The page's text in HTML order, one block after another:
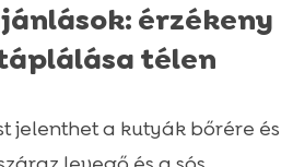
érzékeny
télen
jelenthet a kutyák bőrére és